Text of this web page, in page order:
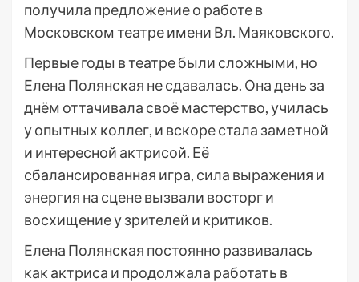
получила предложение о работе в
Московском театре имени Вл. Маяковского.
Первые годы в театре были сложными, но
Елена Полянская не сдавалась. Она день за
днём оттачивала своё мастерство, училась
у опытных коллег, и вскоре стала заметной
и интересной актрисой. Её
сбалансированная игра, сила выражения и
энергия на сцене вызвали восторг и
восхищение у зрителей и критиков.
Елена Полянская постоянно развивалась
как актриса и продолжала работать в